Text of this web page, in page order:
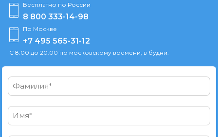
Бесплатно по России
8 800 333-14-98
По Москве
+7 495 565-31-12
С 8:00 до 20:00 по московскому времени, в будни.
Фамилия*
Имя*